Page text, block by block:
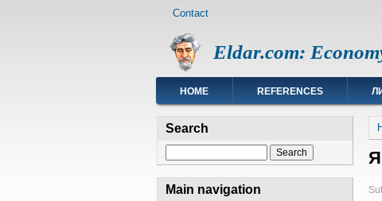
Footer
Contact
Eldar.com:
Main
navigation
HOME REFERENCES
Search
Main navigation